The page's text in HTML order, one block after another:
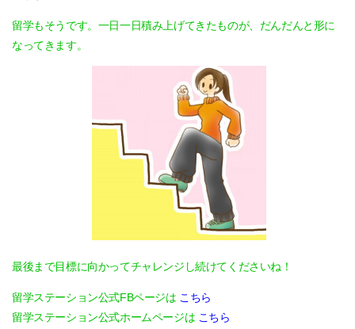
留学もそうです。一日一日積み上げてきたものが、だんだんと形に
なってきます。
最後まで目標に向かってチャレンジし続けてくださいね！
留学ステーション公式FBページは こちら
留学ステーション公式ホームページは こちら